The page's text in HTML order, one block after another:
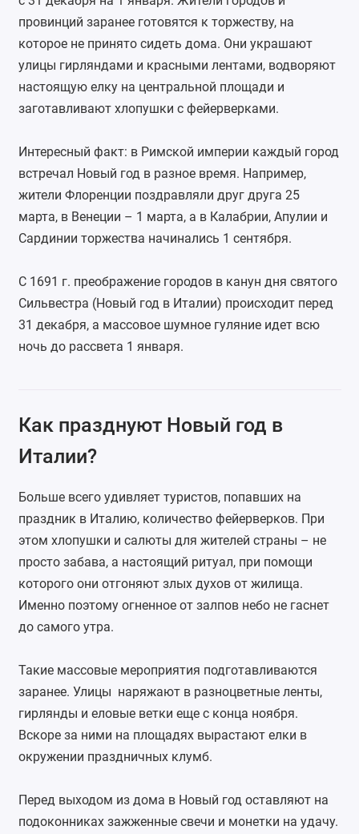
провинций заранее готовятся к торжеству, на
которое не принято сидеть дома. Они украшают
улицы гирляндами и красными лентами, водворяют
настоящую елку на центральной площади и
заготавливают хлопушки с фейерверками.
Интересный факт: в Римской империи каждый город
встречал Новый год в разное время. Например,
жители Флоренции поздравляли друг друга 25
марта, в Венеции – 1 марта, а в Калабрии, Апулии и
Сардинии торжества начинались 1 сентября.
С 1691 г. преображение городов в канун дня святого
Сильвестра (Новый год в Италии) происходит перед
31 декабря, а массовое шумное гуляние идет всю
ночь до рассвета 1 января.
Как празднуют Новый год в
Италии?
Больше всего удивляет туристов, попавших на
праздник в Италию, количество фейерверков. При
этом хлопушки и салюты для жителей страны – не
просто забава, а настоящий ритуал, при помощи
которого они отгоняют злых духов от жилища.
Именно поэтому огненное от залпов небо не гаснет
до самого утра.
Такие массовые мероприятия подготавливаются
заранее. Улицы наряжают в разноцветные ленты,
гирлянды и еловые ветки еще с конца ноября.
Вскоре за ними на площадях вырастают елки в
окружении праздничных клумб.
Перед выходом из дома в Новый год оставляют на
подоконниках зажженные свечи и монетки на удачу.